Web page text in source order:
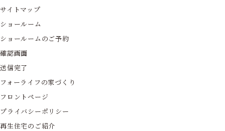
サイトマップ
ショールーム
ショールームのご予約
確認画面
送信完了
フォーライフの家づくり
フロントページ
プライバシーポリシー
再生住宅のご紹介